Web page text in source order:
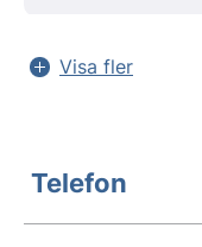
Visa fler
Telefon